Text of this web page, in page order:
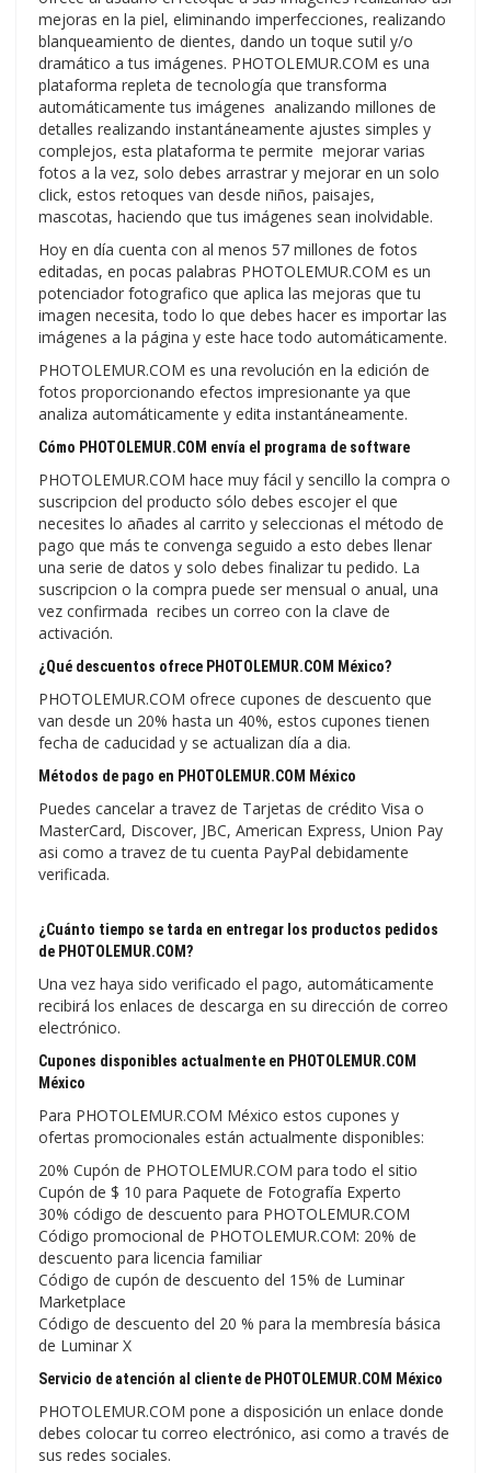
mejoras en la piel, eliminando imperfecciones, realizando
blanqueamiento de dientes, dando un toque sutil y/o
dramático a tus imágenes. PHOTOLEMUR.COM es una
plataforma repleta de tecnología que transforma
automáticamente tus imágenes analizando millones de
detalles realizando instantáneamente ajustes simples y
complejos, esta plataforma te permite mejorar varias
fotos a la vez, solo debes arrastrar y mejorar en un solo
click, estos retoques van desde niños, paisajes,
mascotas, haciendo que tus imágenes sean inolvidable.
Hoy en día cuenta con al menos 57 millones de fotos
editadas, en pocas palabras PHOTOLEMUR.COM es un
potenciador fotografico que aplica las mejoras que tu
imagen necesita, todo lo que debes hacer es importar las
imágenes a la página y este hace todo automáticamente.
PHOTOLEMUR.COM es una revolución en la edición de
fotos proporcionando efectos impresionante ya que
analiza automáticamente y edita instantáneamente.
Cómo PHOTOLEMUR.COM envía el programa de software
PHOTOLEMUR.COM hace muy fácil y sencillo la compra o
suscripcion del producto sólo debes escojer el que
necesites lo añades al carrito y seleccionas el método de
pago que más te convenga seguido a esto debes llenar
una serie de datos y solo debes finalizar tu pedido. La
suscripcion o la compra puede ser mensual o anual, una
vez confirmada recibes un correo con la clave de
activación.
¿Qué descuentos ofrece PHOTOLEMUR.COM México?
PHOTOLEMUR.COM ofrece cupones de descuento que
van desde un 20% hasta un 40%, estos cupones tienen
fecha de caducidad y se actualizan día a dia.
Métodos de pago en PHOTOLEMUR.COM México
Puedes cancelar a travez de Tarjetas de crédito Visa o
MasterCard, Discover, JBC, American Express, Union Pay
asi como a travez de tu cuenta PayPal debidamente
verificada.
¿Cuánto tiempo se tarda en entregar los productos pedidos
de PHOTOLEMUR.COM?
Una vez haya sido verificado el pago, automáticamente
recibirá los enlaces de descarga en su dirección de correo
electrónico.
Cupones disponibles actualmente en PHOTOLEMUR.COM
México
Para PHOTOLEMUR.COM México estos cupones y
ofertas promocionales están actualmente disponibles:
20% Cupón de PHOTOLEMUR.COM para todo el sitio
Cupón de $ 10 para Paquete de Fotografía Experto
30% código de descuento para PHOTOLEMUR.COM
Código promocional de PHOTOLEMUR.COM: 20% de
descuento para licencia familiar
Código de cupón de descuento del 15% de Luminar
Marketplace
Código de descuento del 20 % para la membresía básica
de Luminar X
Servicio de atención al cliente de PHOTOLEMUR.COM México
PHOTOLEMUR.COM pone a disposición un enlace donde
debes colocar tu correo electrónico, asi como a través de
sus redes sociales.